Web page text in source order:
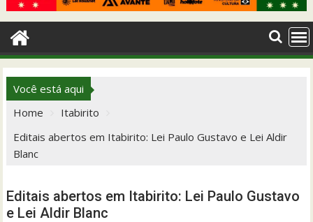
Você está aqui
Home
Itabirito
Editais abertos em Itabirito: Lei Paulo Gustavo e Lei Aldir
Blanc
Editais abertos em Itabirito: Lei Paulo Gustavo
e Lei Aldir Blanc